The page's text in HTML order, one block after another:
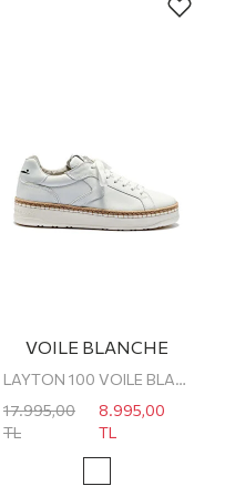
VOILE BLANCHE
LAYTON 100 VOILE BLANCHE ERKEK SNEAKER
17.995,00
TL
8.995,00
TL